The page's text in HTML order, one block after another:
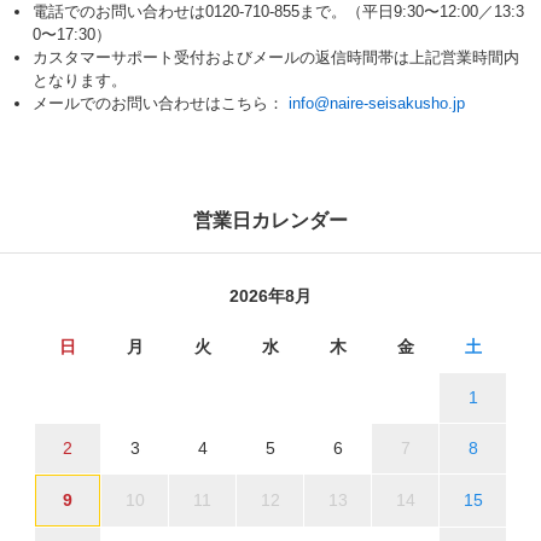
電話でのお問い合わせは0120-710-855まで。（平日9:30〜12:00／13:3
0〜17:30）
カスタマーサポート受付およびメールの返信時間帯は上記営業時間内
となります。
メールでのお問い合わせはこちら： info@naire-seisakusho.jp
営業日カレンダー
2026年8月
日 月 火 水 木 金 土
1
2 3 4 5 6 7 8
9 10 11 12 13 14 15